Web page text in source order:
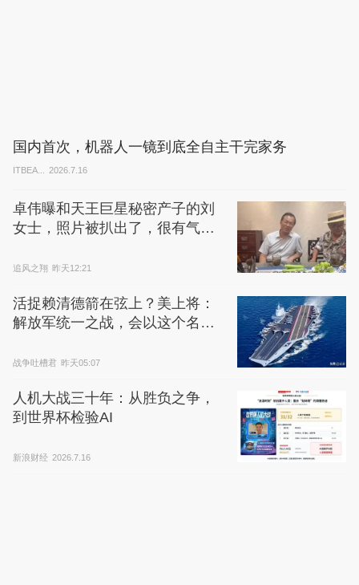
国内首次，机器人一镜到底全自主干完家务
ITBEA... 2026.7.16
卓伟曝和天王巨星秘密产子的刘
女士，照片被扒出了，很有气
追风之翔 昨天12:21
活捉赖清德箭在弦上？美上将：
解放军统一之战，会以这个名义
战争吐槽君 昨天05:07
人机大战三十年：从胜负之争，
到世界杯检验AI
新浪财经 2026.7.16